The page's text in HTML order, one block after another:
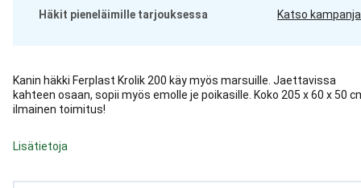
Häkit pieneläimille tarjouksessa Katso kampanja
Kanin häkki Ferplast Krolik 200 käy myös marsuille. Jaettavissa
kahteen osaan, sopii myös emolle je poikasille. Koko 205 x 60 x 50
ilmainen toimitus!
Lisätietoja